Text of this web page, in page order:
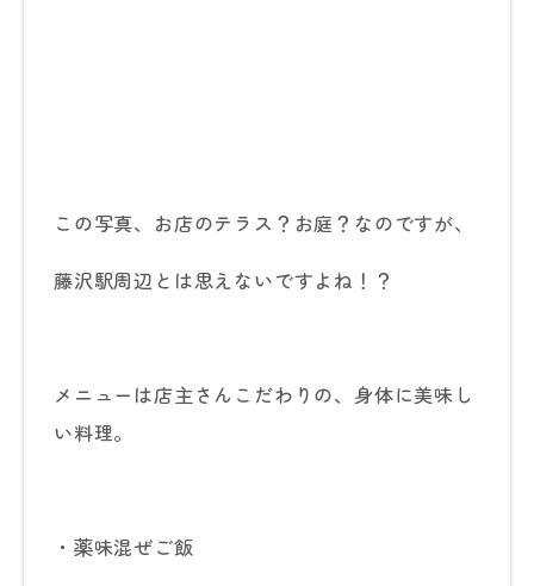
この写真、お店のテラス？お庭？なのですが、
藤沢駅周辺とは思えないですよね！？
メニューは店主さんこだわりの、身体に美味し
い料理。
・薬味混ぜご飯